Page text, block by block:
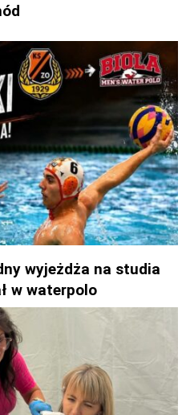
wyjeżdża na studia
w waterpolo